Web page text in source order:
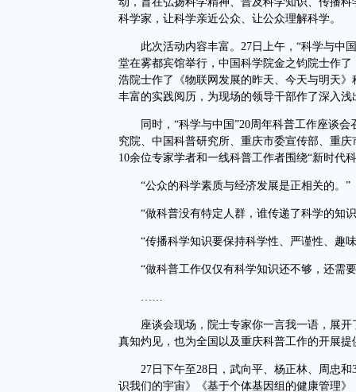
科学家，让科学亲近公众、让公众理解科学。
此次活动内容丰富。27日上午，“科学与中国
堂在雾都宾馆举行，中国科学院金之钧院士作
浩院士作了《物联网发展的昨天、今天与明天
丰富的实践阅历，为现场的领导干部作了深入
同时，“科学与中国”20周年科普工作座谈会
究院、中国科普研究所、重庆市委宣传部、重
10余位专家学者和一线科普工作者围绕“新时代
“公众的科学素质与经济发展是正相关的。”
“做科普没有特定人群，谁传递了科学的知识
“传播科学知识要保持科学性、严谨性、趣
“做科普工作仅仅有科学知识还不够，还需要
……
座谈会现场，院士专家你一言我一语，展开
真知灼见，也为全国以及重庆科普工作的开展提
27日下午至28日，武向平、杨正林、周忠和
识我们的宇宙》《基于个体基因组的健康管理